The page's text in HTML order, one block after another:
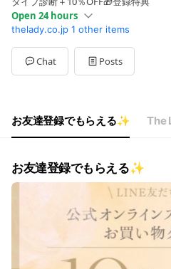
Open 24 hours
Sun00:00 - 00:00
Mon00:00 - 00:00
Tue00:00 - 00:00
Wed00:00 - 00:00
Sat
00:00 - 00:00
thelady.co.jp 1 other items
Chat Posts
お友達登録でもらえる✨ The
お友達登録でもらえる✨